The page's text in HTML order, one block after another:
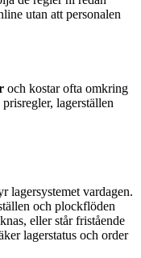
utan att personalen
och kostar ofta omkring
lagerställen
lagersystemet vardagen.
och plockflöden
eller står fristående
lagerstatus och order